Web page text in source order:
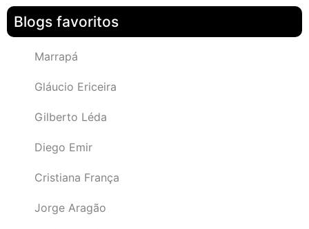
Blogs favoritos
Marrapá
Gláucio Ericeira
Gilberto Léda
Diego Emir
Cristiana França
Jorge Aragão